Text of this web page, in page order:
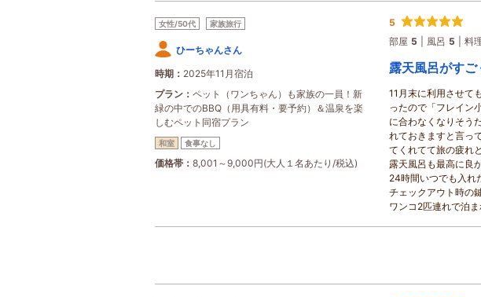
女性/50代 家族旅行
ひーちゃんさん
時期
2025年11月宿泊
プラン
ペット（ワンちゃん）も家族の一員！新
緑の中でのBBQ（用具有料・要予約）＆温泉を楽
しむペット同宿プラン
和室 食事なし
価格帯 8,001～9,000円(大人１名あたり/税込)
5
部屋 5 風呂 5 料
露天風呂がすご
11月末に利用させて
ったので「フレイン
に合わなくなりそう
れておきますと言っ
てくれてて旅の疲れ
露天風呂も最高に良
24時間いつでも入れ
チェックアウト時の
ワンコ2匹連れで泊